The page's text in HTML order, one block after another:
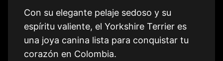
Con su elegante pelaje sedoso y su
espíritu valiente, el Yorkshire Terrier es
una joya canina lista para conquistar tu
corazón en Colombia.